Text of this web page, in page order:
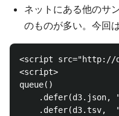
ネットにある他のサ
のものが多い。今回
<script src="http://
<script>
queue()
.defer(d3.json,
.defer(d3.tsv,